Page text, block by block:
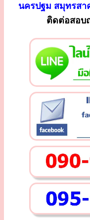
นครปฐม สมุทรสา
ติดต่อสอบ